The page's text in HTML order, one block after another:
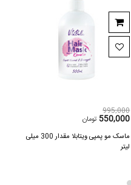
995,000
550,000 تومان
ماسک مو پمپی ویتابلا مقدار 300 میلی
لیتر